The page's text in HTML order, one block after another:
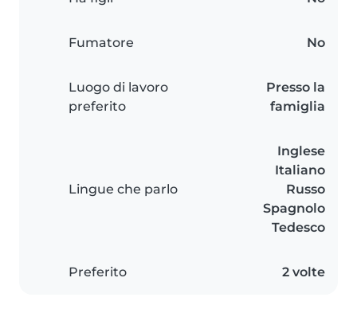
Fumatore No
Luogo di lavoro
preferito
Presso la
famiglia
Lingue che parlo
Inglese
Italiano
Russo
Spagnolo
Tedesco
Preferito 2 volte